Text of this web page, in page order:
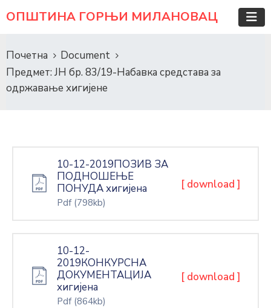
ОПШТИНА ГОРЊИ МИЛАНОВАЦ
Почетна
Document
Предмет: ЈН бр. 83/19-Набавка средстава за
одржавање хигијене
10-12-2019ПОЗИВ ЗА
ПОДНОШЕЊЕ
ПОНУДА хигијена
Pdf (798kb)
[ download ]
10-12-
2019КОНКУРСНА
ДОКУМЕНТАЦИЈА
хигијена
Pdf (864kb)
[ download ]